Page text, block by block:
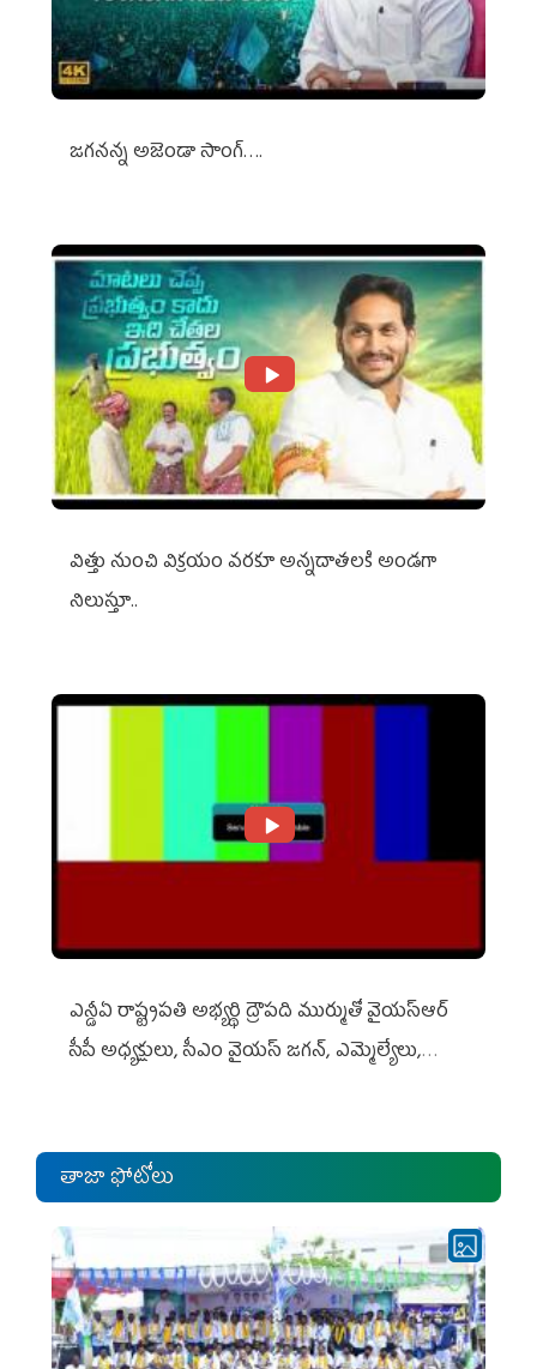
జగనన్న అజెండా సాంగ్….
విత్తు నుంచి విక్రయం వరకూ అన్నదాతలకి అండగా
నిలుస్తూ..
ఎన్డీఏ రాష్ట్ర‌ప‌తి అభ్య‌ర్థి ద్రౌప‌ది ముర్ముతో వైయ‌స్ఆర్
సీపీ అధ్య‌క్షులు, సీఎం వైయ‌స్ జ‌గ‌న్, ఎమ్మెల్యేలు,
తాజా ఫోటోలు